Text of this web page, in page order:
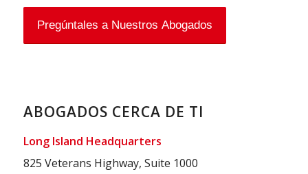
ABOGADOS CERCA DE TI
Long Island Headquarters
825 Veterans Highway, Suite 1000